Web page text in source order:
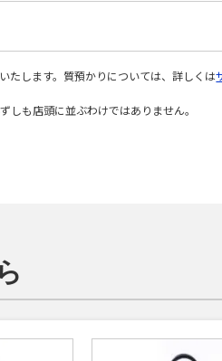
たします。質預かりについては、詳しくは
しも店頭に並ぶわけではありません。